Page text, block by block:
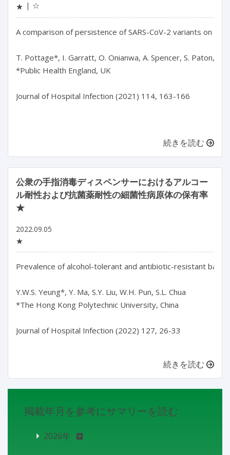
★
☆
A comparison of persistence of SARS-CoV-2 variants on
T. Pottage*, I. Garratt, O. Onianwa, A. Spencer, S. Paton,
*Public Health England, UK
Journal of Hospital Infection (2021) 114, 163-166
続きを読む
公衆の手指消毒ディスペンサーにおけるアルコー
ル耐性および抗菌薬耐性の細菌性病原体の保有率
★
2022.09.05
★
Prevalence of alcohol-tolerant and antibiotic-resistant
Y.W.S. Yeung*, Y. Ma, S.Y. Liu, W.H. Pun, S.L. Chua
*The Hong Kong Polytechnic University, China
Journal of Hospital Infection (2022) 127, 26-33
続きを読む
掲載年月を参考にサマリーを読む
2026年